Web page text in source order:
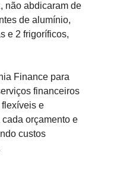
não abdicaram de
de alumínio,
e 2 frigoríficos,
Finance para
financeiros
e
orçamento e
custos